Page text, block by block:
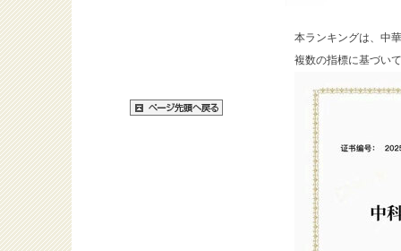
本ランキングは、中
複数の指標に基づい